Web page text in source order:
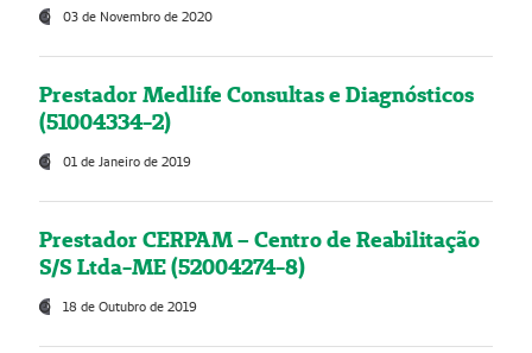
03 de Novembro de 2020
Prestador Medlife Consultas e Diagnósticos
(51004334-2)
01 de Janeiro de 2019
Prestador CERPAM – Centro de Reabilitação
S/S Ltda-ME (52004274-8)
18 de Outubro de 2019